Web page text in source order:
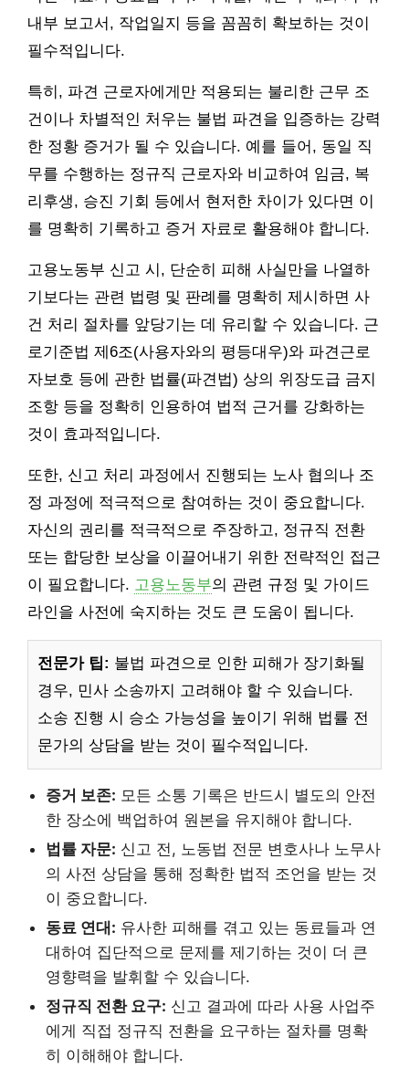
내부 보고서, 작업일지 등을 꼼꼼히 확보하는 것이
필수적입니다.
특히, 파견 근로자에게만 적용되는 불리한 근무 조
건이나 차별적인 처우는 불법 파견을 입증하는 강력
한 정황 증거가 될 수 있습니다. 예를 들어, 동일 직
무를 수행하는 정규직 근로자와 비교하여 임금, 복
리후생, 승진 기회 등에서 현저한 차이가 있다면 이
를 명확히 기록하고 증거 자료로 활용해야 합니다.
고용노동부 신고 시, 단순히 피해 사실만을 나열하
기보다는 관련 법령 및 판례를 명확히 제시하면 사
건 처리 절차를 앞당기는 데 유리할 수 있습니다. 근
로기준법 제6조(사용자와의 평등대우)와 파견근로
자보호 등에 관한 법률(파견법) 상의 위장도급 금지
조항 등을 정확히 인용하여 법적 근거를 강화하는
것이 효과적입니다.
또한, 신고 처리 과정에서 진행되는 노사 협의나 조
정 과정에 적극적으로 참여하는 것이 중요합니다.
자신의 권리를 적극적으로 주장하고, 정규직 전환
또는 합당한 보상을 이끌어내기 위한 전략적인 접근
이 필요합니다. 고용노동부의 관련 규정 및 가이드
라인을 사전에 숙지하는 것도 큰 도움이 됩니다.
전문가 팁: 불법 파견으로 인한 피해가 장기화될
경우, 민사 소송까지 고려해야 할 수 있습니다.
소송 진행 시 승소 가능성을 높이기 위해 법률 전
문가의 상담을 받는 것이 필수적입니다.
증거 보존: 모든 소통 기록은 반드시 별도의 안전
한 장소에 백업하여 원본을 유지해야 합니다.
법률 자문: 신고 전, 노동법 전문 변호사나 노무사
의 사전 상담을 통해 정확한 법적 조언을 받는 것
이 중요합니다.
동료 연대: 유사한 피해를 겪고 있는 동료들과 연
대하여 집단적으로 문제를 제기하는 것이 더 큰
영향력을 발휘할 수 있습니다.
정규직 전환 요구: 신고 결과에 따라 사용 사업주
에게 직접 정규직 전환을 요구하는 절차를 명확
히 이해해야 합니다.